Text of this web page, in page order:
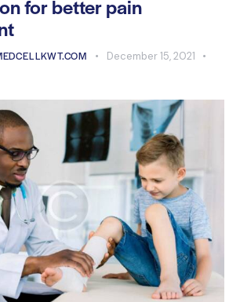
for better pain
December 15, 2021